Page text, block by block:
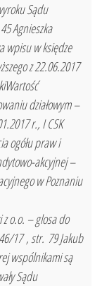
Sądu
Agnieszka
wpisu w księdze
z 22.06.2017
działowym –
r., I CSK
ogółu praw i
akcyjnej –
w Poznaniu
z o.o. – glosa do
17 , str. 79 Jakub
wspólnikami są
Sądu